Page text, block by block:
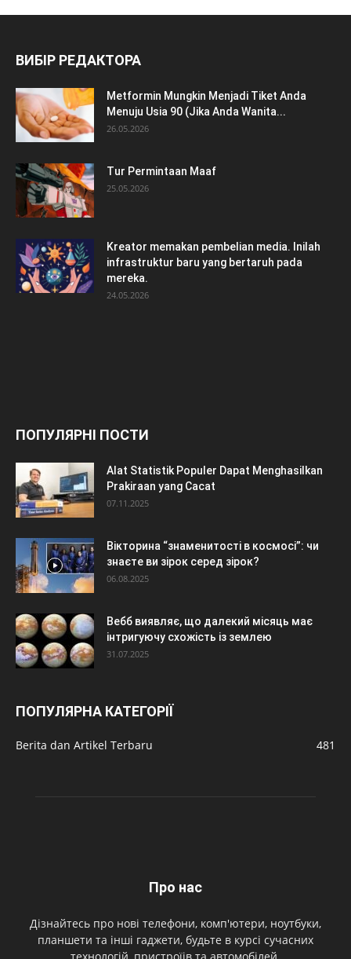
ВИБІР РЕДАКТОРА
Metformin Mungkin Menjadi Tiket Anda
Menuju Usia 90 (Jika Anda Wanita...
26.05.2026
Tur Permintaan Maaf
25.05.2026
Kreator memakan pembelian media. Inilah
infrastruktur baru yang bertaruh pada
mereka.
24.05.2026
ПОПУЛЯРНІ ПОСТИ
Alat Statistik Populer Dapat Menghasilkan
Prakiraan yang Cacat
07.11.2025
Вікторина “знаменитості в космосі”: чи
знаєте ви зірок серед зірок?
06.08.2025
Вебб виявляє, що далекий місяць має
інтригуючу схожість із землею
31.07.2025
ПОПУЛЯРНА КАТЕГОРІЇ
Berita dan Artikel Terbaru 481
Про нас
Дізнайтесь про нові телефони, комп'ютери, ноутбуки,
планшети та інші гаджети, будьте в курсі сучасних